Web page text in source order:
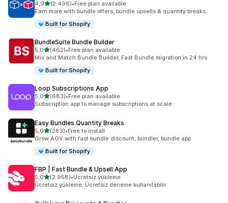
4,95 yıldız üzerinden
(2.496)
toplam 2496 değerlendirme
•Free plan available
Earn more with bundle offers, bundle upsells & quantity breaks
Built for Shopify
BundleSuite Bundle Builder
5,05 yıldız üzerinden
(462)
toplam 462 değerlendirme
•Free plan available
Mix and Match Bundle Builder, Fast Bundle migration in 24 hrs
Built for Shopify
Loop Subscriptions App
5,05 yıldız üzerinden
(683)
toplam 683 değerlendirme
•Free plan available
Subscription app to manage subscriptions at scale
Easy Bundles Quantity Breaks
5,05 yıldız üzerinden
(283)
toplam 283 değerlendirme
•Free to install
Grow AOV with fast bundle discount, bundler, bundle app
Built for Shopify
FBP | Fast Bundle & Upsell App
5,05 yıldız üzerinden
(2.958)
toplam 2958 değerlendirme
•Ücretsiz yükleme
Ücretsiz yükleme. Ücretsiz deneme kullanılabilir.